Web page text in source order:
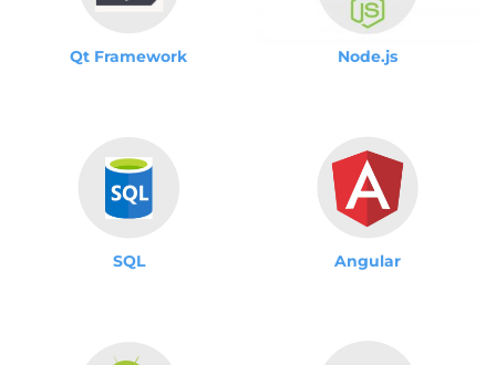
Qt Framework Node.js
SQL Angular